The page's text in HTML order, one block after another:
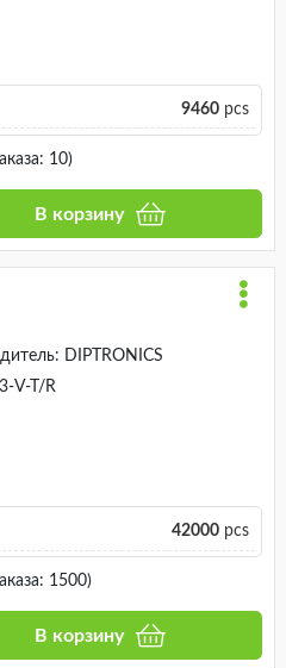
9460pcs
10)
В корзину
DIPTRONICS
V-T/R
42000pcs
1500)
В корзину